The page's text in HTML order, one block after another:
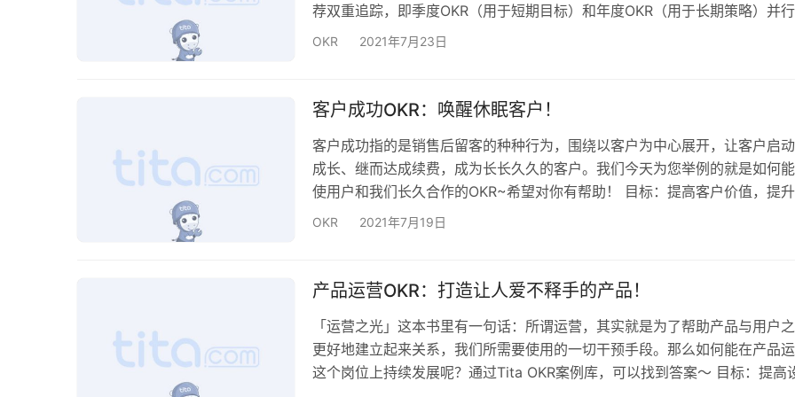
荐双重追踪，即季度OKR（用于短期目标）和年度OKR（用于长期策略）并行
署； 2. 为了制定实施计划并加强领导者的承诺，在OKR推出阶段中应该以高层
循环周期，需要承诺完成2-3个最高目标。太多的O…
OKR 2021年7月23日
客户成功OKR：唤醒休眠客户！
客户成功指的是销售后留客的种种行为，围绕以客户为中心展开，让客户启动
成长、继而达成续费，成为长长久久的客户。我们今天为您举例的就是如何
使用户和我们长久合作的OKR~希望对你有帮助！ 目标：提高客户价值，提升
叉销售、追加销售 关键成果：将客户增加新模块的比率提高至 60%关键成果：
客户关键成果：参加 5 次客户成功聚会并学习经验关键成果：雇用1…
OKR 2021年7月19日
产品运营OKR：打造让人爱不释手的产品！
「运营之光」这本书里有一句话：所谓运营，其实就是为了帮助产品与用户
更好地建立起来关系，我们所需要使用的一切干预手段。那么如何能在产品
这个岗位上持续发展呢？通过Tita OKR案例库，可以找到答案～ 目标：提高